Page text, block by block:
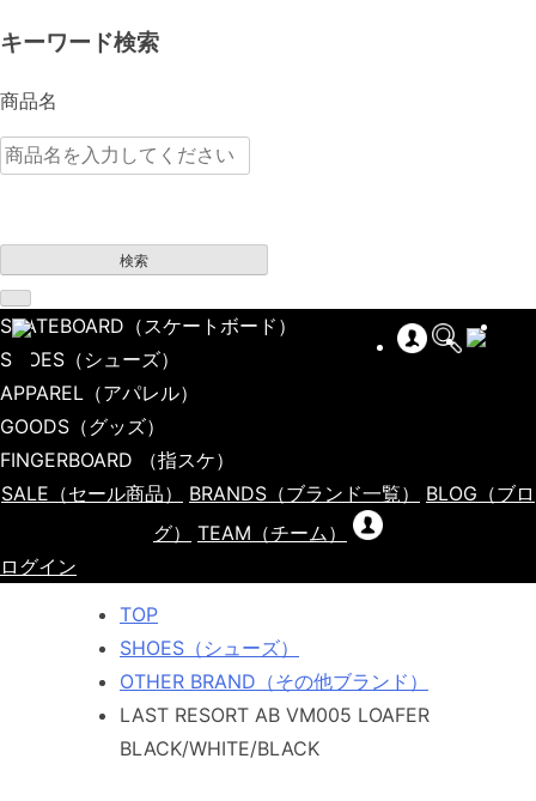
キーワード検索
商品名
検索
SKATEBOARD （スケートボード）
SHOES （シューズ）
APPAREL （アパレル）
GOODS （グッズ）
FINGERBOARD
（指スケ）
SALE （セール商品） BRANDS （ブランド一覧） BLOG （ブロ
グ）
TEAM （チーム）
ログイン
TOP
SHOES（シューズ）
OTHER BRAND（その他ブランド）
LAST RESORT AB VM005 LOAFER
BLACK/WHITE/BLACK